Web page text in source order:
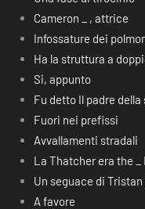
Cameron _ , attrice
Infossature dei
Ha la struttura a
Si, appunto
Fu detto Il padre della
Fuori nei prefissi
Avvallamenti stradali
La Thatcher era the _
Un seguace di Tristan
A favore